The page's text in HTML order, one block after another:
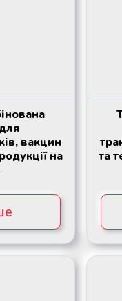
вакцин
на
та